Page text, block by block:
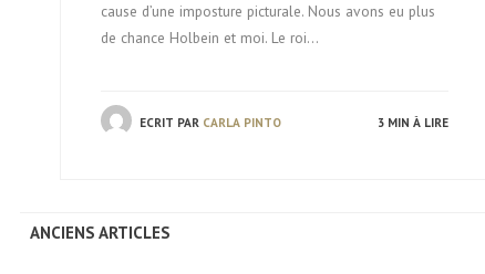
cause d’une imposture picturale. Nous avons eu plus
de chance Holbein et moi. Le roi…
ECRIT PAR CARLA PINTO 3 MIN À LIRE
ANCIENS ARTICLES